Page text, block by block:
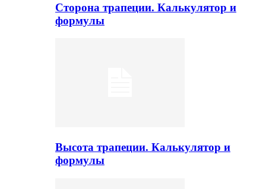
Сторона трапеции. Калькулятор и
формулы
Высота трапеции. Калькулятор и
формулы